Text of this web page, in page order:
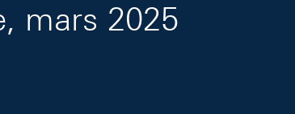
mars 2025